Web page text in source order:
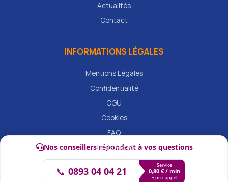
Nos conseillers répondent à vos questions
📞 0893 04 04 21
Service
0,80 € / min
+ prix appel
Actualités
Contact
INFORMATIONS LÉGALES
Mentions Légales
Confidentialité
CGU
Cookies
FAQ
Tarifs Arcep